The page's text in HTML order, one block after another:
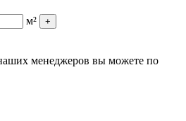
м²
+
менеджеров вы можете по